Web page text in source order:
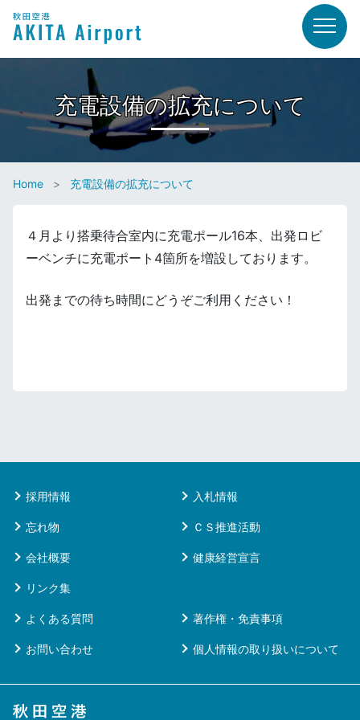
充電設備の拡充について
Home 充電設備の拡充について
４月より搭乗待合室内に充電ポール16本、出発ロビ
ーベンチに充電ポート4箇所を増設しております。
出発までの待ち時間にどうぞご利用ください！
採用情報 入札情報
忘れ物 ＣＳ推進活動
会社概要 健康経営宣言
リンク集
よくある質問 著作権・免責事項
お問い合わせ 個人情報の取り扱いについて